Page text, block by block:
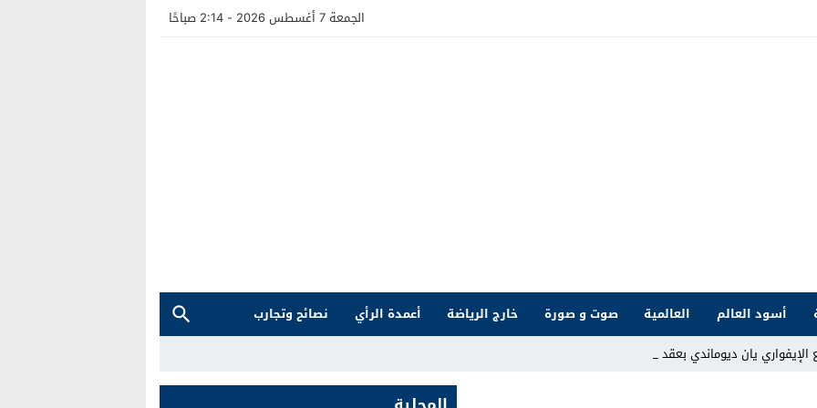
الجمعة 7 أغسطس 2026 - 2:14 صباحًا
أسود العالم العالمية صوت و صورة خارج الرياضة أعمدة الرأي
نصائح وتجارب
يان ديوماندي بعقد يمتد حتى _